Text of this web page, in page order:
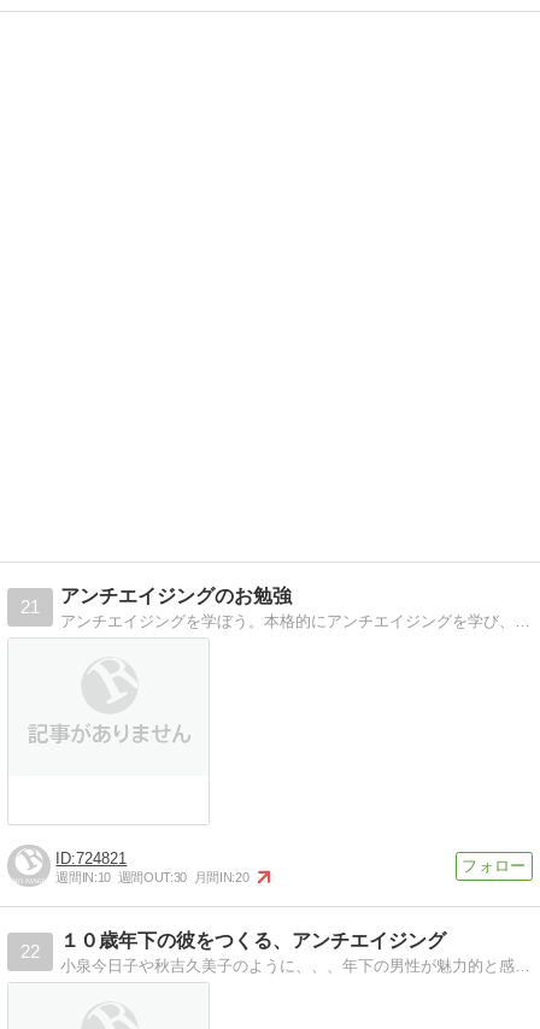
21
アンチエイジングのお勉強
アンチエイジングを学ぼう。本格的にアンチエイジングを学び、美しく歳を重ねましょう。
724821
週間IN:10 週間OUT:30 月間IN:20
22
１０歳年下の彼をつくる、アンチエイジング
小泉今日子や秋吉久美子のように、、、年下の男性が魅力的と感じる女性でいるための、アンチエイジング１０の秘訣